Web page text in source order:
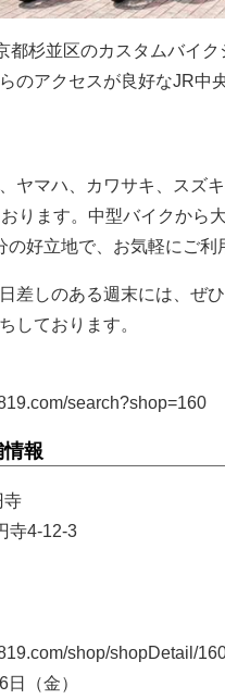
都杉並区のカスタムバイ
のアクセスが良好なJR中
ヤマハ、カワサキ、スズ
ります。中型バイクから
好立地で、お気軽にご利
差しのある週末には、ぜ
しております。
search?shop=160
報
寺
寺4-12-3
shop/shopDetail/
（金）